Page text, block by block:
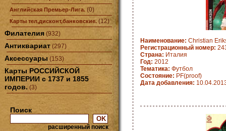
Английская Премьер-Лига. (0)
Карты тел,дисконт,банковские. (12)
Филателия (932)
Антиквариат (297)
Аксессуары (153)
Карты РОССИЙСКОЙ
ИМПЕРИИ с 1737 и 1855
годов. (3)
Поиск
расширенный поиск
Наименование: Christian
Регистрационный номер:
Страна: Италия
Год: 2012
Тематика: Футбол
Состояние: PF(proof)
Дата добавления: